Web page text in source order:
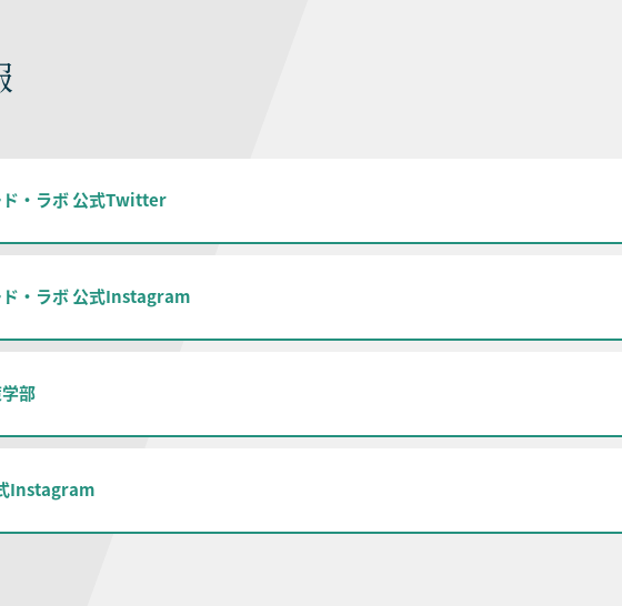
・ラボ 公式Twitter
・ラボ 公式Instagram
部
Instagram